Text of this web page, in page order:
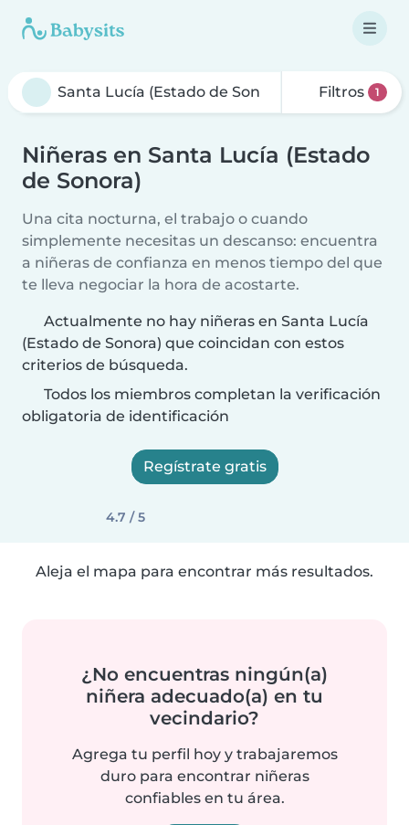
Filtros 1
Niñeras en Santa Lucía (Estado
de Sonora)
Una cita nocturna, el trabajo o cuando
simplemente necesitas un descanso: encuentra
a niñeras de confianza en menos tiempo del que
te lleva negociar la hora de acostarte.
Actualmente no hay niñeras en Santa Lucía
(Estado de Sonora) que coincidan con estos
criterios de búsqueda.
Todos los miembros completan la verificación
obligatoria de identificación
Regístrate gratis
4.7 / 5
Aleja el mapa para encontrar más resultados.
¿No encuentras ningún(a)
niñera adecuado(a) en tu
vecindario?
Agrega tu perfil hoy y trabajaremos
duro para encontrar niñeras
confiables en tu área.